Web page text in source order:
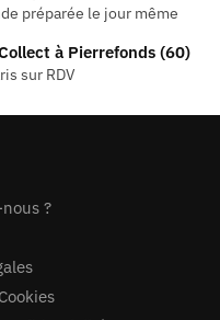
préparée le jour même
à Pierrefonds (60)
sur RDV
?